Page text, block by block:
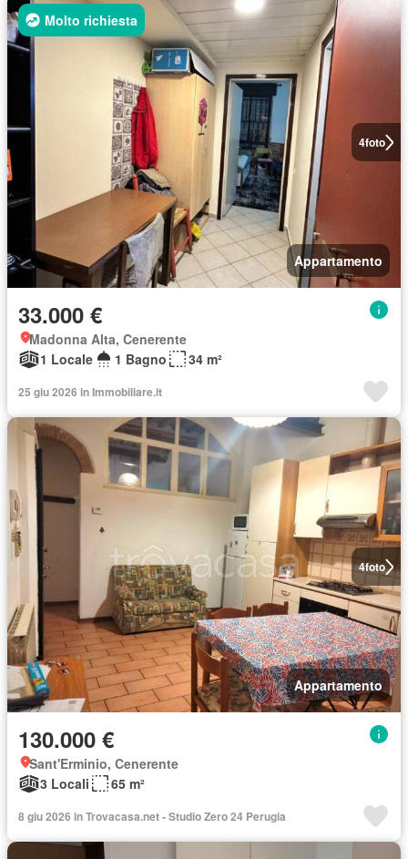
4foto
Molto richiesta
Appartamento
33.000 €
Madonna Alta, Cenerente
1 Locale
1 Bagno 34 m²
25 giu 2026 in Immobiliare.it
4foto
Appartamento
130.000 €
Sant'Erminio, Cenerente
3 Locali
65 m²
8 giu 2026 in Trovacasa.net - Studio Zero 24 Perugia